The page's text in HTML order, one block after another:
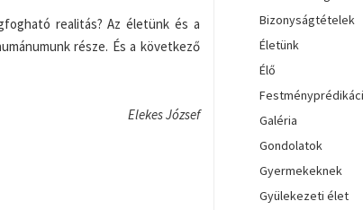
realitás? Az életünk és a
része. És a következő
Elekes József
Bizonyságtételek
Életünk
Élő
Galéria
Gondolatok
Gyermekeknek
Gyülekezeti élet